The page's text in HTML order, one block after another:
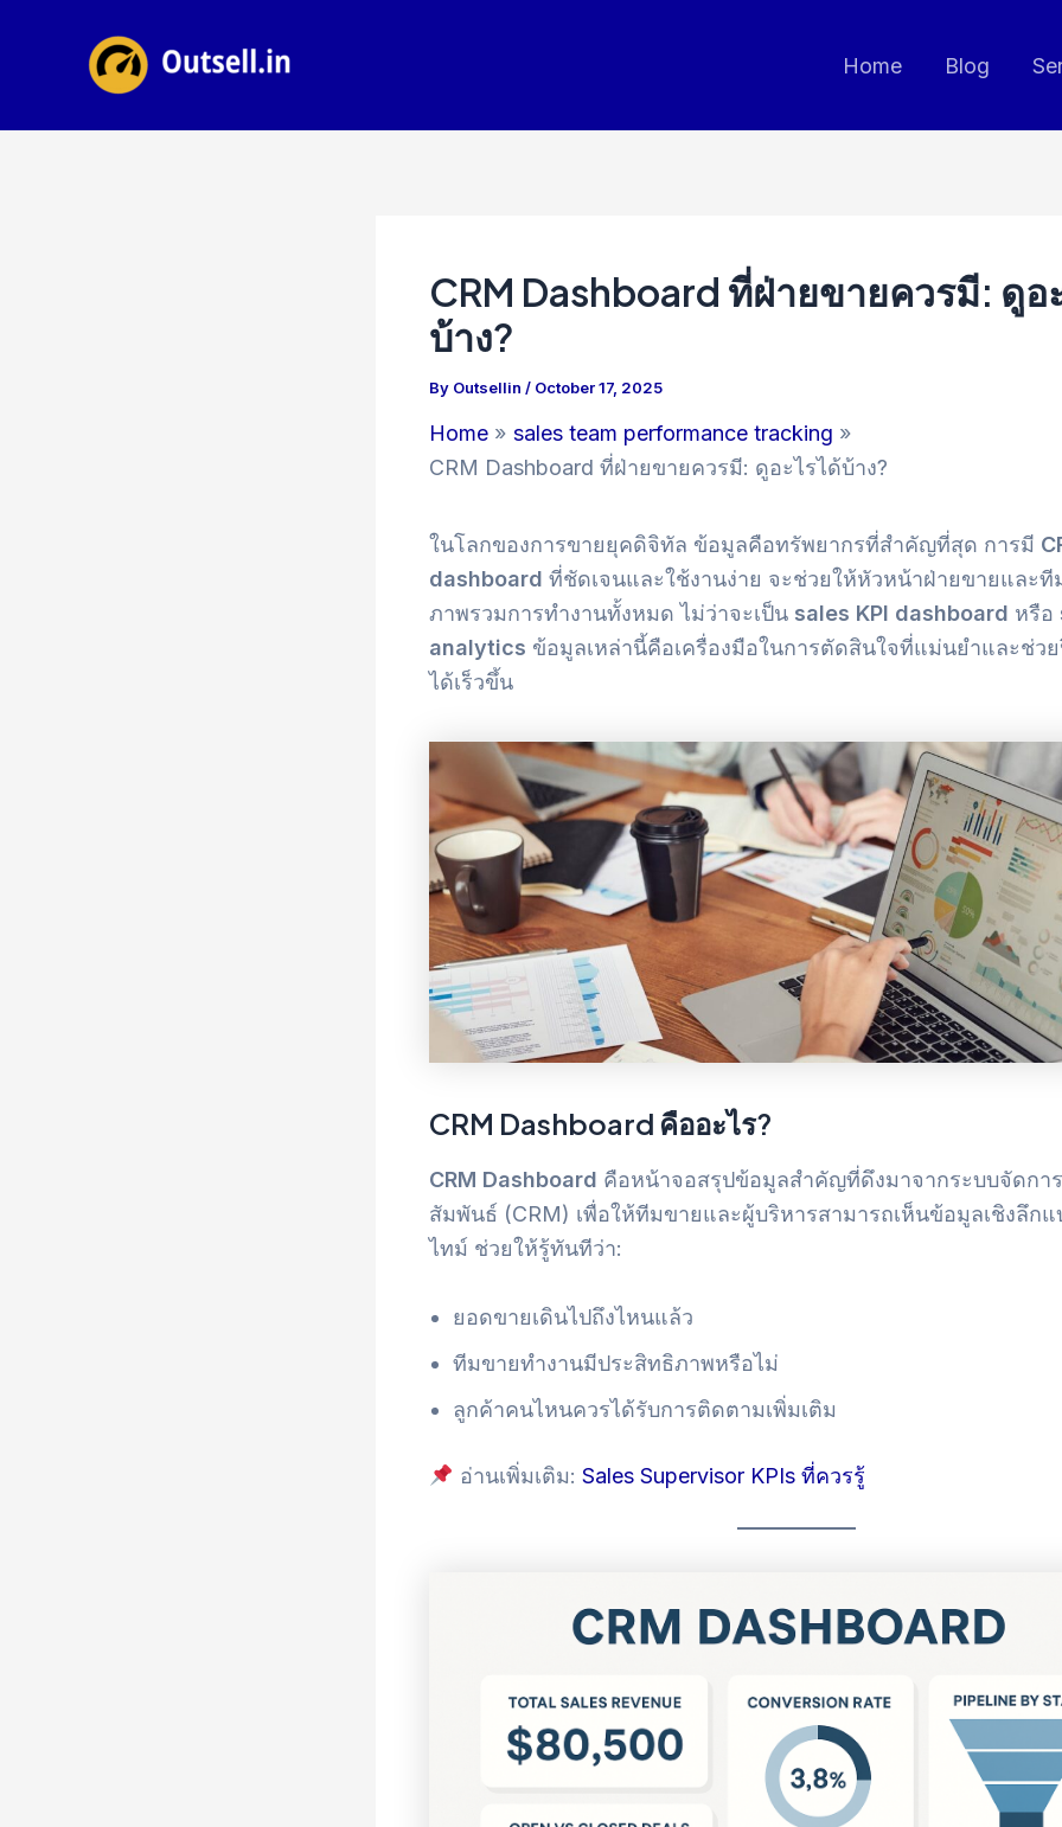
Home Blog
CRM Dashboard ที่ฝ่ายขายควรมี: ดูอ
บ้าง?
By Outsellin / October 17, 2025
Home
sales team performance tracking
CRM Dashboard ที่ฝ่ายขายควรมี: ดูอะไรได้บ้าง?
ในโลกของการขายยุคดิจิทัล ข้อมูลคือทรัพยากรที่สำคัญที่สุด การมี
dashboard ที่ชัดเจนและใช้งานง่าย จะช่วยให้หัวหน้าฝ่ายขายและที
ภาพรวมการทำงานทั้งหมด ไม่ว่าจะเป็น sales KPI dashboard หรือ
analytics ข้อมูลเหล่านี้คือเครื่องมือในการตัดสินใจที่แม่นยำและช่ว
ได้เร็วขึ้น
CRM Dashboard คืออะไร?
CRM Dashboard คือหน้าจอสรุปข้อมูลสำคัญที่ดึงมาจากระบบจัดกา
สัมพันธ์ (CRM) เพื่อให้ทีมขายและผู้บริหารสามารถเห็นข้อมูลเชิงลึกแ
ไทม์ ช่วยให้รู้ทันทีว่า:
ยอดขายเดินไปถึงไหนแล้ว
ทีมขายทำงานมีประสิทธิภาพหรือไม่
ลูกค้าคนไหนควรได้รับการติดตามเพิ่มเติม
อ่านเพิ่มเติม: Sales Supervisor KPIs ที่ควรรู้